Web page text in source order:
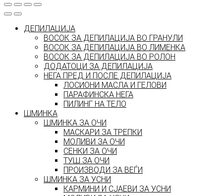
ДЕПИЛАЦИЈА
ВОСОК ЗА ДЕПИЛАЦИЈА ВО ГРАНУЛИ
ВОСОК ЗА ДЕПИЛАЦИЈА ВО ЛИМЕНКА
ВОСОК ЗА ДЕПИЛАЦИЈА ВО РОЛОН
ДОДАТОЦИ ЗА ДЕПИЛАЦИЈА
НЕГА ПРЕД И ПОСЛЕ ДЕПИЛАЦИЈА
ЛОСИОНИ МАСЛА И ГЕЛОВИ
ПАРАФИНСКА НЕГА
ПИЛИНГ НА ТЕЛО
ШМИНКА
ШМИНКА ЗА ОЧИ
МАСКАРИ ЗА ТРЕПКИ
МОЛИВИ ЗА ОЧИ
СЕНКИ ЗА ОЧИ
ТУШ ЗА ОЧИ
ПРОИЗВОДИ ЗА ВЕЃИ
ШМИНКА ЗА УСНИ
КАРМИНИ И СЈАЕВИ ЗА УСНИ